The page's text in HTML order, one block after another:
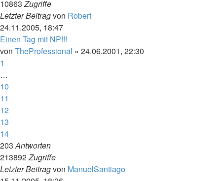
10863Zugriffe
Letzter Beitragvon Robert
24.11.2005, 18:47
Einen Tag mit NP!!!
von TheProfessional » 24.06.2001, 22:30
1
…
10
11
12
13
14
203Antworten
213892Zugriffe
Letzter Beitragvon ManuelSantiago